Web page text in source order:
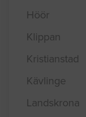
Höör
Klippan
Kristianstad
Kävlinge
Landskrona